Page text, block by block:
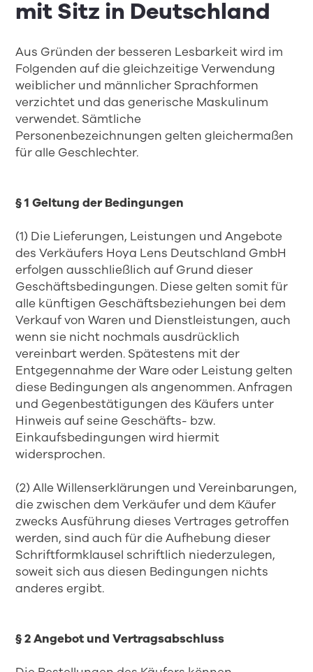
mit Sitz in Deutschland
Aus Gründen der besseren Lesbarkeit wird im
Folgenden auf die gleichzeitige Verwendung
weiblicher und männlicher Sprachformen
verzichtet und das generische Maskulinum
verwendet. Sämtliche
Personenbezeichnungen gelten gleichermaßen
für alle Geschlechter.
§ 1 Geltung der Bedingungen
(1) Die Lieferungen, Leistungen und Angebote
des Verkäufers Hoya Lens Deutschland GmbH
erfolgen ausschließlich auf Grund dieser
Geschäftsbedingungen. Diese gelten somit für
alle künftigen Geschäftsbeziehungen bei dem
Verkauf von Waren und Dienstleistungen, auch
wenn sie nicht nochmals ausdrücklich
vereinbart werden. Spätestens mit der
Entgegennahme der Ware oder Leistung gelten
diese Bedingungen als angenommen. Anfragen
und Gegenbestätigungen des Käufers unter
Hinweis auf seine Geschäfts- bzw.
Einkaufsbedingungen wird hiermit
widersprochen.
(2) Alle Willenserklärungen und Vereinbarungen,
die zwischen dem Verkäufer und dem Käufer
zwecks Ausführung dieses Vertrages getroffen
werden, sind auch für die Aufhebung dieser
Schriftformklausel schriftlich niederzulegen,
soweit sich aus diesen Bedingungen nichts
anderes ergibt.
§ 2 Angebot und Vertragsabschluss